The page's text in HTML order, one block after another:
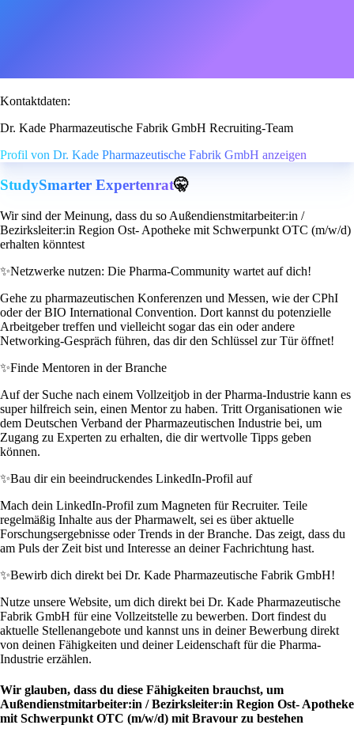
Kontaktdaten:
Dr. Kade Pharmazeutische Fabrik GmbH Recruiting-Team
Profil von Dr. Kade Pharmazeutische Fabrik GmbH anzeigen
StudySmarter Expertenrat🤫
Wir sind der Meinung, dass du so Außendienstmitarbeiter:in /
Bezirksleiter:in Region Ost- Apotheke mit Schwerpunkt OTC (m/w/d)
erhalten könntest
✨Netzwerke nutzen: Die Pharma-Community wartet auf dich!
Gehe zu pharmazeutischen Konferenzen und Messen, wie der CPhI
oder der BIO International Convention. Dort kannst du potenzielle
Arbeitgeber treffen und vielleicht sogar das ein oder andere
Networking-Gespräch führen, das dir den Schlüssel zur Tür öffnet!
✨Finde Mentoren in der Branche
Auf der Suche nach einem Vollzeitjob in der Pharma-Industrie kann es
super hilfreich sein, einen Mentor zu haben. Tritt Organisationen wie
dem Deutschen Verband der Pharmazeutischen Industrie bei, um
Zugang zu Experten zu erhalten, die dir wertvolle Tipps geben
können.
✨Bau dir ein beeindruckendes LinkedIn-Profil auf
Mach dein LinkedIn-Profil zum Magneten für Recruiter. Teile
regelmäßig Inhalte aus der Pharmawelt, sei es über aktuelle
Forschungsergebnisse oder Trends in der Branche. Das zeigt, dass du
am Puls der Zeit bist und Interesse an deiner Fachrichtung hast.
✨Bewirb dich direkt bei Dr. Kade Pharmazeutische Fabrik GmbH!
Nutze unsere Website, um dich direkt bei Dr. Kade Pharmazeutische
Fabrik GmbH für eine Vollzeitstelle zu bewerben. Dort findest du
aktuelle Stellenangebote und kannst uns in deiner Bewerbung direkt
von deinen Fähigkeiten und deiner Leidenschaft für die Pharma-
Industrie erzählen.
Wir glauben, dass du diese Fähigkeiten brauchst, um
Außendienstmitarbeiter:in / Bezirksleiter:in Region Ost- Apotheke
mit Schwerpunkt OTC (m/w/d) mit Bravour zu bestehen